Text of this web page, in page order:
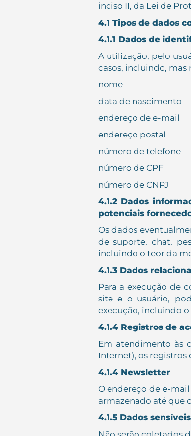
inciso II, da Lei de
4.1 Tipos de dados
4.1.1 Dados de
A utilização, pelo
casos, incluindo, mas
nome
data de nascimento
endereço de e-mail
endereço postal
número de telefone
número de CPF
número de CNPJ
4.1.2 Dados
potenciais
Os dados
de suporte, chat,
incluindo o teor da
4.1.3 Dados
Para a execução de
site e o usuário,
execução, incluindo
4.1.4 Registros de
Em atendimento às
Internet), os registros
4.1.4 Newsletter
O endereço de e-
armazenado até que
4.1.5 Dados sensíveis
Não serão coletados